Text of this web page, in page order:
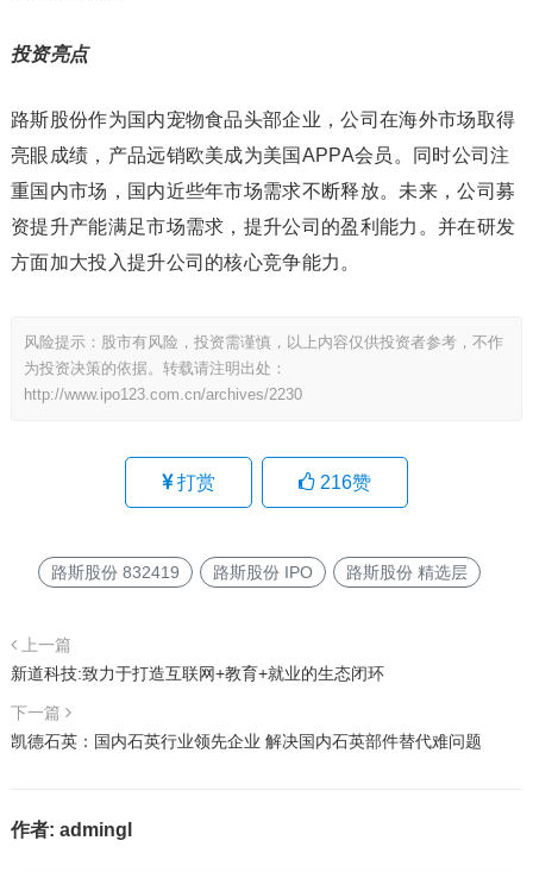
投资亮点
路斯股份作为国内宠物食品头部企业，公司在海外市场取得
亮眼成绩，产品远销欧美成为美国APPA会员。同时公司注
重国内市场，国内近些年市场需求不断释放。未来，公司募
资提升产能满足市场需求，提升公司的盈利能力。并在研发
方面加大投入提升公司的核心竞争能力。
风险提示：股市有风险，投资需谨慎，以上内容仅供投资者参考，不作
为投资决策的依据。转载请注明出处：
http://www.ipo123.com.cn/archives/2230
打赏 216赞
路斯股份 832419 路斯股份 IPO 路斯股份 精选层
上一篇
新道科技:致力于打造互联网+教育+就业的生态闭环
下一篇
凯德石英：国内石英行业领先企业 解决国内石英部件替代难问题
作者: admingl